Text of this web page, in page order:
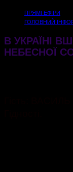
ПРЯМІ ЕФІРИ
ГОЛОВНИЙ
В УКРАЇНІ
НЕБЕСНОЇ